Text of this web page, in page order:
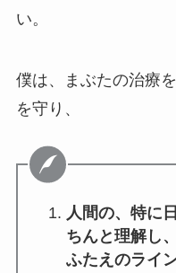
い。
僕は、まぶたの治療
を守り、
人間の、特に
ちんと理解し
ふたえのライ